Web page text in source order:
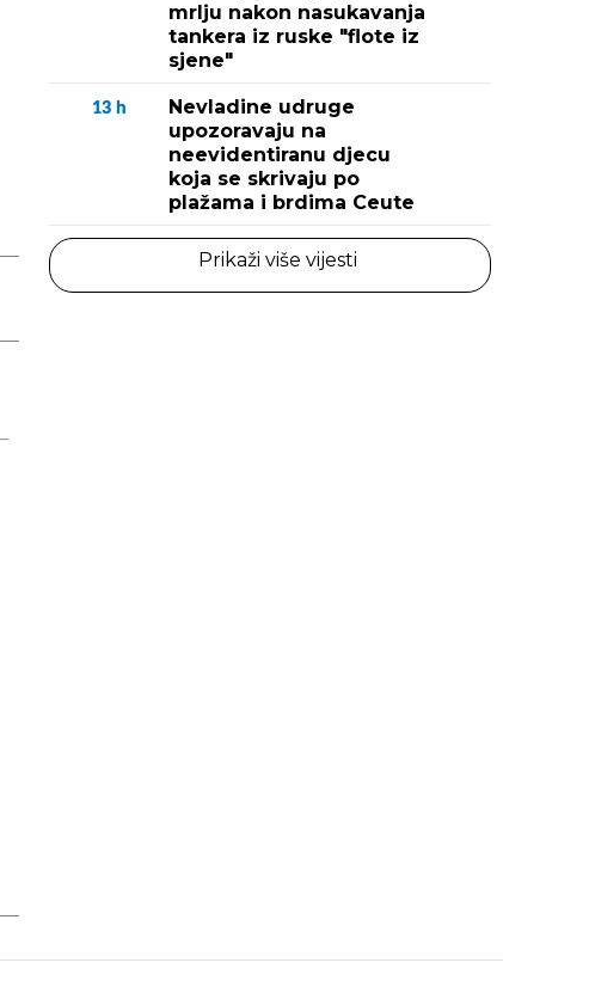
mrlju nakon nasukavanja
tankera iz ruske "flote iz
sjene"
13 h
Nevladine udruge
upozoravaju na
neevidentiranu djecu
koja se skrivaju po
plažama i brdima Ceute
Prikaži više vijesti